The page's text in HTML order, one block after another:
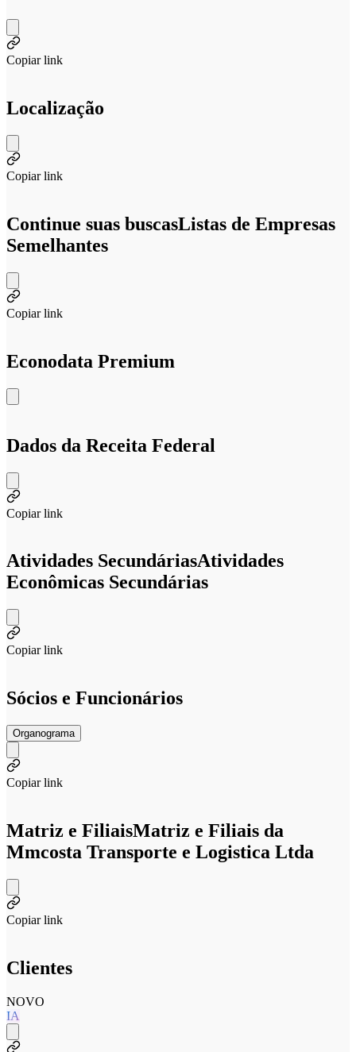
Copiar link
Localização
Copiar link
Continue suas buscasListas de Empresas
Semelhantes
Copiar link
Econodata Premium
Dados da Receita Federal
Copiar link
Atividades SecundáriasAtividades
Econômicas Secundárias
Copiar link
Sócios e Funcionários
Organograma
Copiar link
Matriz e FiliaisMatriz e Filiais da
Mmcosta Transporte e Logistica Ltda
Copiar link
Clientes
NOVO
IA